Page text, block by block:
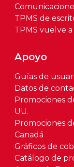
TPMS de
TPMS vuelve
Apoyo
Guías de
Datos de
Promociones
UU.
Promociones
Canadá
Gráficos de
Catálogo de